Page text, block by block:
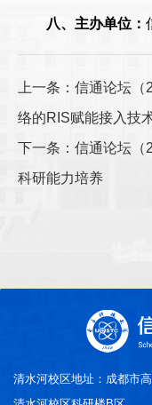
八、 主办单位：
上一条：信通论坛
络的RIS赋能接入技
下一条：信通论坛（
科研能力培养
清水河校区地址：成都市